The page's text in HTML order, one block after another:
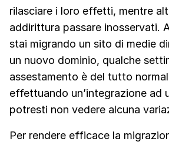
rilasciare i loro effetti, mentre
addirittura passare inosservati.
stai migrando un sito di medie
un nuovo dominio, qualche
assestamento è del tutto
effettuando un’integrazione ad
potresti non vedere alcuna
Per rendere efficace la